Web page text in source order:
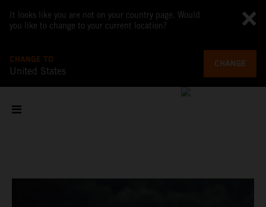
It looks like you are not on your country page. Would
you like to change to your current location?
CHANGE TO
United States
CHANGE